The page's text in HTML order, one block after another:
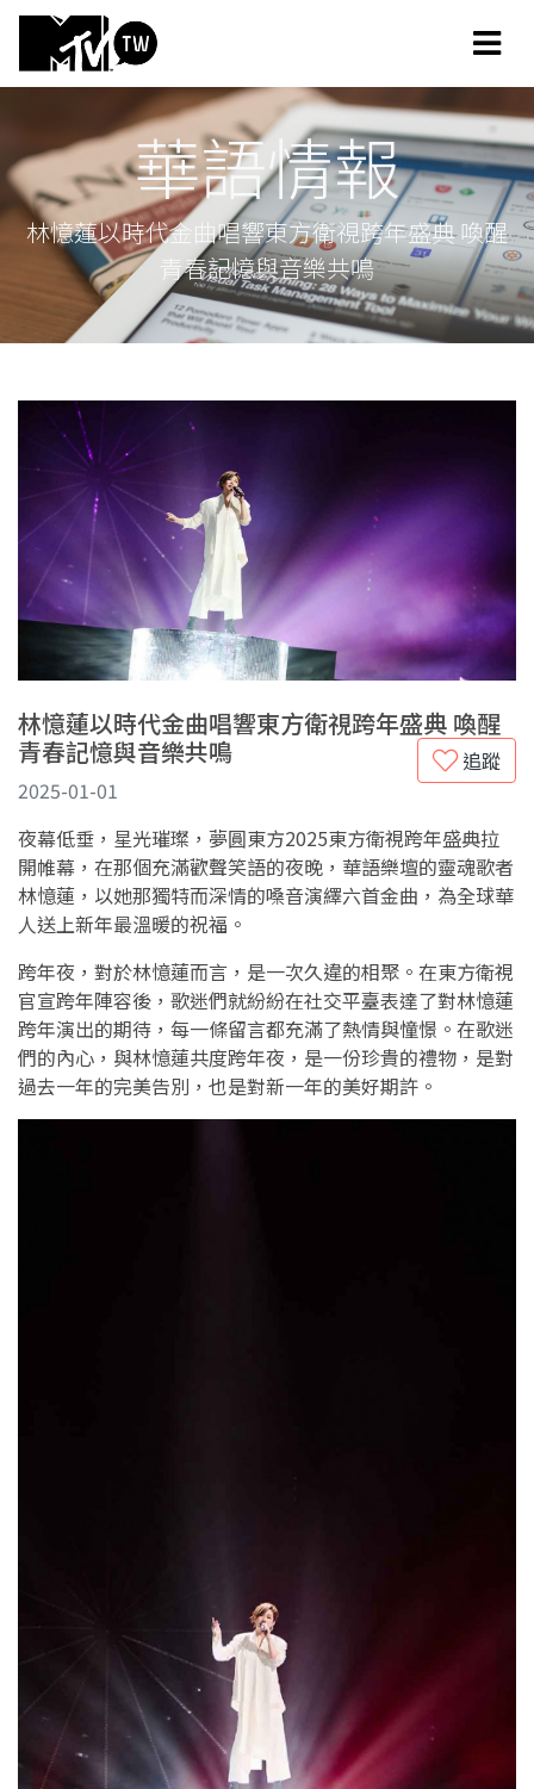
華語情報
林憶蓮以時代金曲唱響東方衛視跨年盛典 喚醒
青春記憶與音樂共鳴
林憶蓮以時代金曲唱響東方衛視跨年盛典 喚醒
青春記憶與音樂共鳴
追蹤
2025-01-01
夜幕低垂，星光璀璨，夢圓東方2025東方衛視跨年盛典拉
開帷幕，在那個充滿歡聲笑語的夜晚，華語樂壇的靈魂歌者
林憶蓮，以她那獨特而深情的嗓音演繹六首金曲，為全球華
人送上新年最溫暖的祝福。
跨年夜，對於林憶蓮而言，是一次久違的相聚。在東方衛視
官宣跨年陣容後，歌迷們就紛紛在社交平臺表達了對林憶蓮
跨年演出的期待，每一條留言都充滿了熱情與憧憬。在歌迷
們的內心，與林憶蓮共度跨年夜，是一份珍貴的禮物，是對
過去一年的完美告別，也是對新一年的美好期許。